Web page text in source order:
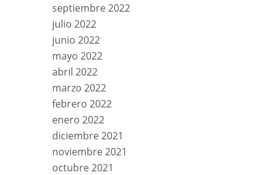
septiembre 2022
julio 2022
junio 2022
mayo 2022
abril 2022
marzo 2022
febrero 2022
enero 2022
diciembre 2021
noviembre 2021
octubre 2021